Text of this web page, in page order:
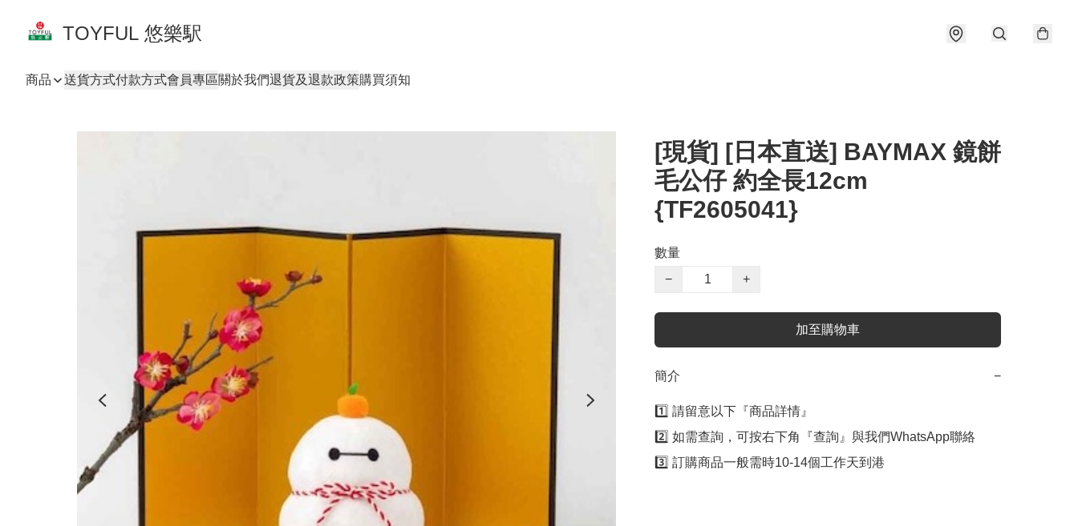
TOYFUL 悠樂駅
商品 送貨方式付款方式會員專區關於我們退貨及退款政策購買須知
[現貨] [日本直送] BAYMAX 鏡餅
毛公仔 約全長12cm
{TF2605041}
數量
−
+
加至購物車
簡介 −
1️⃣ 請留意以下『商品詳情』
2️⃣ 如需查詢，可按右下角『查詢』與我們WhatsApp聯絡
3️⃣ 訂購商品一般需時10-14個工作天到港